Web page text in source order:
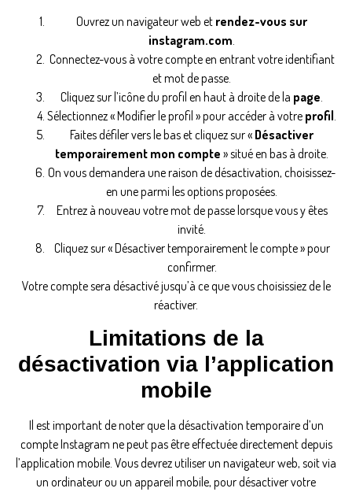
Ouvrez un navigateur web et rendez-vous sur
instagram.com
Connectez-vous à votre compte en entrant votre identifiant
et mot de passe.
Cliquez sur l’icône du profil en haut à droite de la page
Sélectionnez « Modifier le profil » pour accéder à votre profil
Faites défiler vers le bas et cliquez sur « Désactiver
temporairement mon compte » situé en bas à droite.
On vous demandera une raison de désactivation, choisissez-
en une parmi les options proposées.
Entrez à nouveau votre mot de passe lorsque vous y êtes
invité.
Cliquez sur « Désactiver temporairement le compte » pour
confirmer.
Votre compte sera désactivé jusqu’à ce que vous choisissiez de le
réactiver.
Limitations de la
désactivation via l’application
mobile
Il est important de noter que la désactivation temporaire d’un
compte Instagram ne peut pas être effectuée directement depuis
l’application mobile. Vous devrez utiliser un navigateur web, soit via
un ordinateur ou un appareil mobile, pour désactiver votre